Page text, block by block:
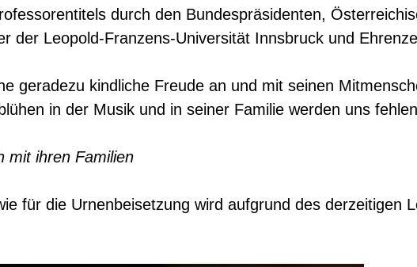
durch den Bundespräsidenten,
der Leopold-Franzens-Universität Innsbruck und
geradezu kindliche Freude an und mit seinen
in der Musik und in seiner Familie werden uns
mit ihren Familien
für die Urnenbeisetzung wird aufgrund des derzeitigen